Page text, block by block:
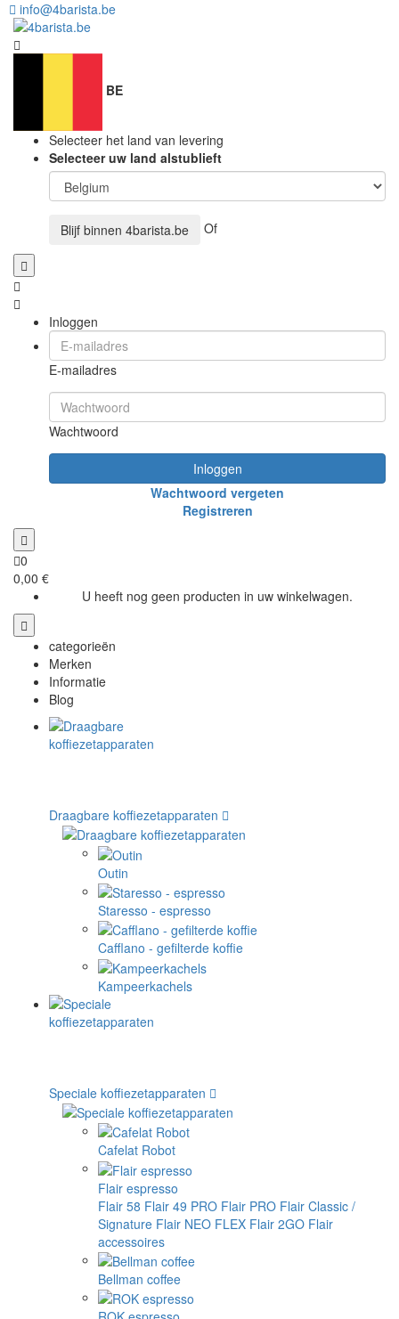
info@4barista.be
BE
Selecteer het land van levering
Selecteer uw land alstublieft
Blijf binnen 4barista.be Of
Inloggen
E-mailadres
Wachtwoord
Inloggen
Wachtwoord vergeten
Registreren
0
0,00 €
U heeft nog geen producten in uw winkelwagen.
categorieën
Merken
Informatie
Blog
Draagbare koffiezetapparaten
Outin
Staresso - espresso
Cafflano - gefilterde koffie
Kampeerkachels
Speciale koffiezetapparaten
Cafelat Robot
Flair espresso
Flair 58 Flair 49 PRO Flair PRO Flair Classic /
Signature Flair NEO FLEX Flair 2GO Flair
accessoires
Bellman coffee